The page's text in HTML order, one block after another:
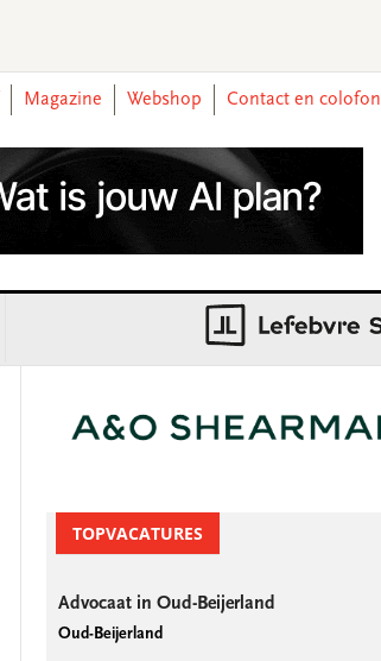
Magazine Webshop Contact en colofon
Sidebar
TOPVACATURES
Advocaat in Oud-Beijerland
Oud-Beijerland